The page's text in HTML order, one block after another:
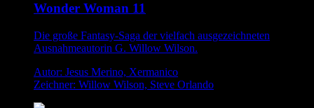
Wonder Woman 11
Die große Fantasy-Saga der vielfach ausgezeichneten
Ausnahmeautorin G. Willow Wilson.
Autor: Jesus Merino, Xermanico
Zeichner: Willow Wilson, Steve Orlando